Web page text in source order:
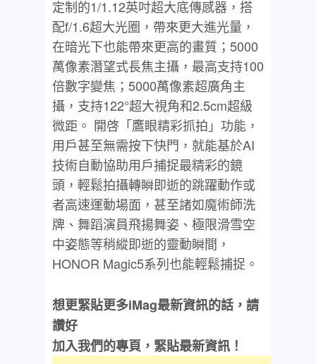
定制的1/1.12英吋超大底傳感器，搭
配f/1.6超大光圈，帶來更大進光量，
在暗光下也能帶來更高的畫質；5000
萬像素潛望式長焦主攝，最高支持100
倍數字變焦；5000萬像素超廣角主
攝，支持122°超大視角和2.5cm超級
微距。 開啓「鷹眼精彩抓拍」功能，
用戶甚至無需按下快門，就能基於AI
技術自動協助用戶捕捉最精彩的鏡
頭，輕鬆拍攝轉瞬即逝的跳躍動作或
者高速運動場面，甚至諸如魔術師洗
牌、舞蹈演員飛揚舞姿、極限滑雪空
中姿態等稍縱即逝的靈動瞬間，
HONOR Magic5系列也能輕鬆捕捉。
想更緊貼更多iMag最新資訊的話，請
讚好
加入我們的專頁，緊貼最新資訊！